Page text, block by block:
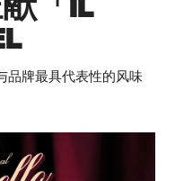
献「IL
品牌最具代表性的风味